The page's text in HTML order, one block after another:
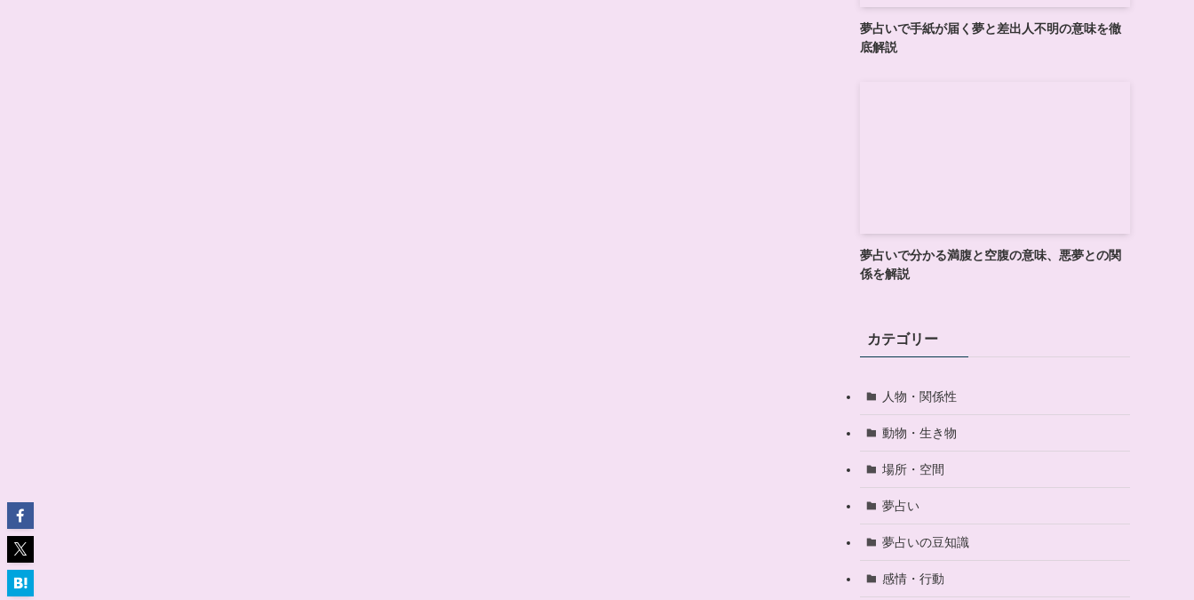
夢占いで手紙が届く夢と差出人不明の意味を徹
底解説
夢占いで分かる満腹と空腹の意味、悪夢との関
係を解説
カテゴリー
人物・関係性
動物・生き物
場所・空間
夢占い
夢占いの豆知識
感情・行動